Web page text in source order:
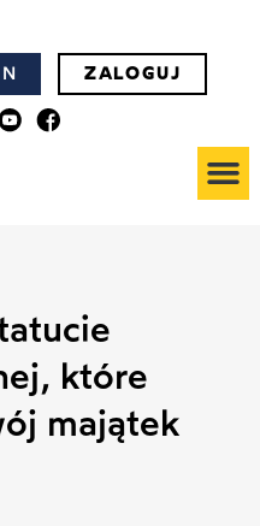
ZALOGUJ
które
majątek